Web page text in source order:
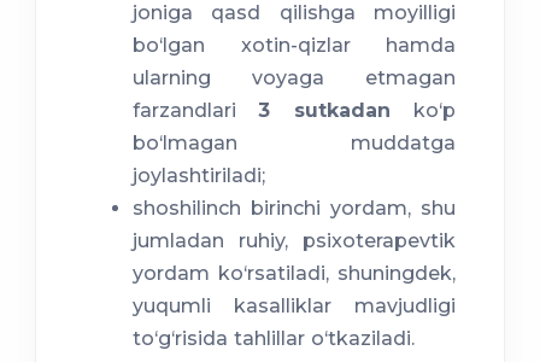
joniga qasd qilishga moyilligi
bo‘lgan xotin-qizlar hamda
ularning voyaga etmagan
farzandlari3 sutkadan
ko‘p
bo‘lmagan muddatga
joylashtiriladi;
shoshilinch birinchi yordam, shu
jumladan ruhiy, psixoterapevtik
yordam ko‘rsatiladi, shuningdek,
yuqumli kasalliklar mavjudligi
to‘g‘risida tahlillar o‘tkaziladi.